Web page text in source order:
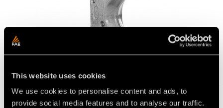
This website uses cookies
We use cookies to personalise content and ads, to
provide social media features and to analyse our traffic.